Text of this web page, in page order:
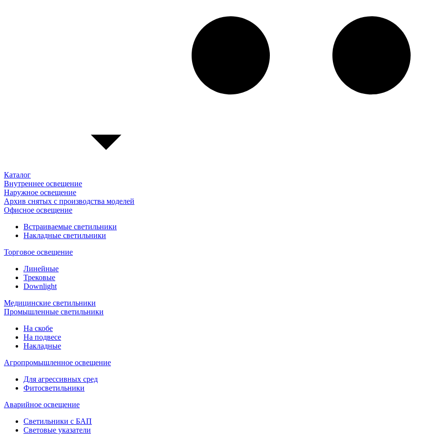
Каталог
Внутреннее освещение
Наружное освещение
Архив снятых с производства моделей
Офисное освещение
Встраиваемые светильники
Накладные светильники
Торговое освещение
Линейные
Трековые
Downlight
Медицинские светильники
Промышленные светильники
На скобе
На подвесе
Накладные
Агропромышленное освещение
Для агрессивных сред
Фитосветильники
Аварийное освещение
Светильники с БАП
Световые указатели